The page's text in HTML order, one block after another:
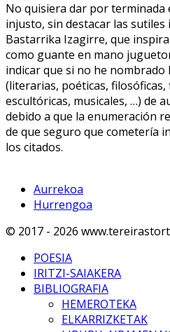
No quisiera dar por terminada
injusto, sin destacar las
Bastarrika Izagirre, que
como guante en mano
indicar que si no he nombrado
(literarias, poéticas,
escultóricas, musicales, …) de
debido a que la enumeración
de que seguro que cometería
los citados.
Aurrekoa
Hurrengoa
© 2017 - 2026
POESIA
IRITZI-SAIAKERA
BIBLIOGRAFIA
HEMEROTEKA
ELKARRIZKETAK